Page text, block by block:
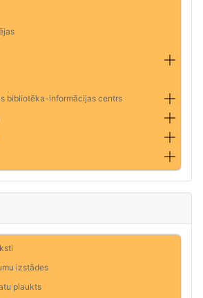
bibliotēka-informācijas centrs
izstādes
plaukts